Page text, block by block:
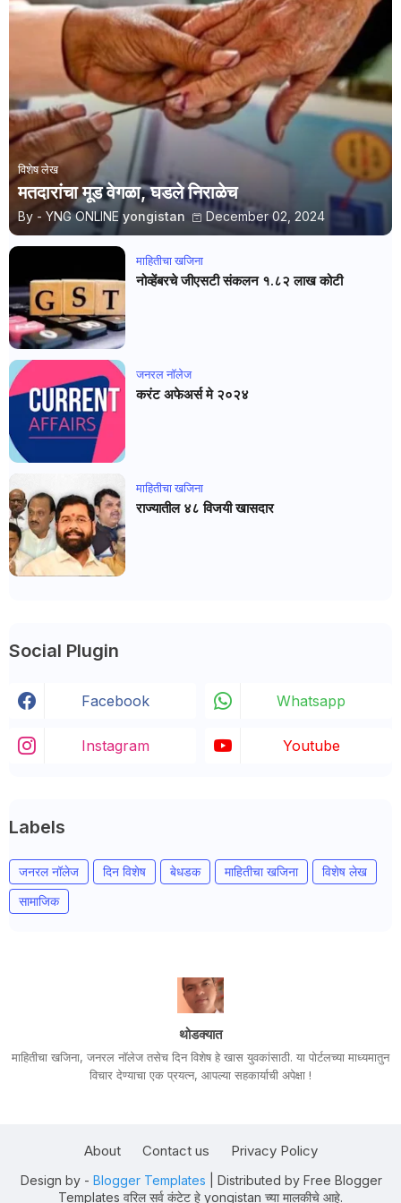
विशेष लेख
मतदारांचा मूड वेगळा, घडले निराळेच
By - YNG ONLINE yongistan December 02, 2024
माहितीचा खजिना
नोव्हेंबरचे जीएसटी संकलन १.८२ लाख कोटी
जनरल नाॅलेज
करंट अफेअर्स मे २०२४
माहितीचा खजिना
राज्यातील ४८ विजयी खासदार
Social Plugin
Facebook Whatsapp
Instagram Youtube
Labels
जनरल नॉलेज दिन विशेष बेधडक माहितीचा खजिना
विशेष लेख
सामाजिक
थोडक्यात
माहितीचा खजिना, जनरल नॉलेज तसेच दिन विशेष हे खास युवकांसाठी. या पोर्टलच्या माध्यमातुन
विचार देण्याचा एक प्रयत्न, आपल्या सहकार्याची अपेक्षा !
Design by - Blogger Templates | Distributed by Free Blogger
Templates वरिल सर्व कंटेट हे yongistan च्या मालकीचे आहे.
About Contact us Privacy Policy